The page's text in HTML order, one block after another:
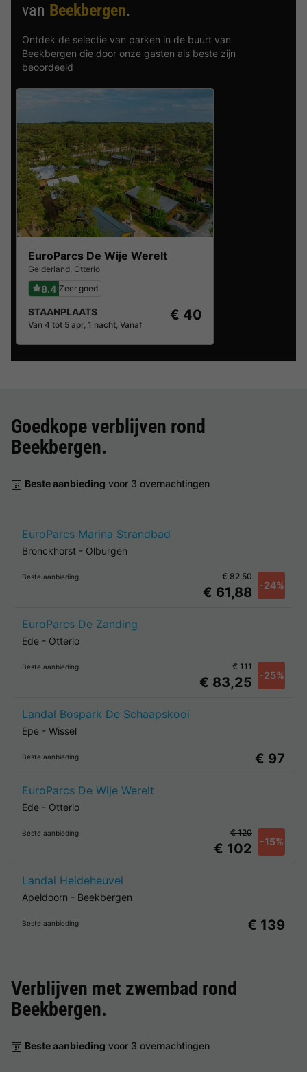
van Beekbergen.
Ontdek de selectie van parken in de buurt van
Beekbergen die door onze gasten als beste zijn
beoordeeld
EuroParcs De Wije Werelt
Gelderland, Otterlo
8.4 Zeer goed
STAANPLAATS
Van 4 tot 5 apr, 1 nacht, Vanaf
€ 40
Goedkope verblijven rond
Beekbergen.
Beste aanbieding voor 3 overnachtingen
EuroParcs Marina Strandbad
Bronckhorst - Olburgen
Beste aanbieding
€ 61,88 -24%
€ 82,50
EuroParcs De Zanding
Ede - Otterlo
Beste aanbieding
€ 83,25 -25%
€ 111
Landal Bospark De Schaapskooi
Epe - Wissel
Beste aanbieding € 97
EuroParcs De Wije Werelt
Ede - Otterlo
Beste aanbieding
€ 102 -15%
€ 120
Landal Heideheuvel
Apeldoorn - Beekbergen
Beste aanbieding € 139
Verblijven met zwembad rond
Beekbergen.
Beste aanbieding voor 3 overnachtingen